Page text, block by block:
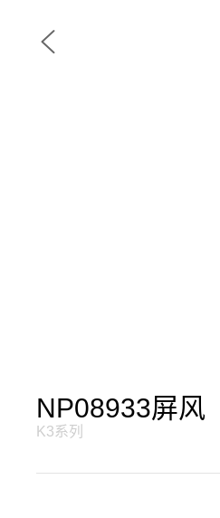
NP08933屏风
K3系列